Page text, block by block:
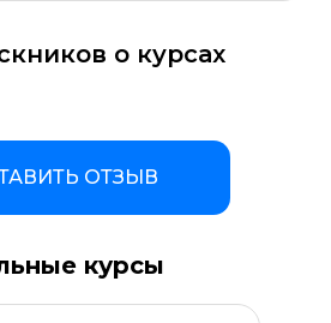
о курсах
ОТЗЫВ
курсы